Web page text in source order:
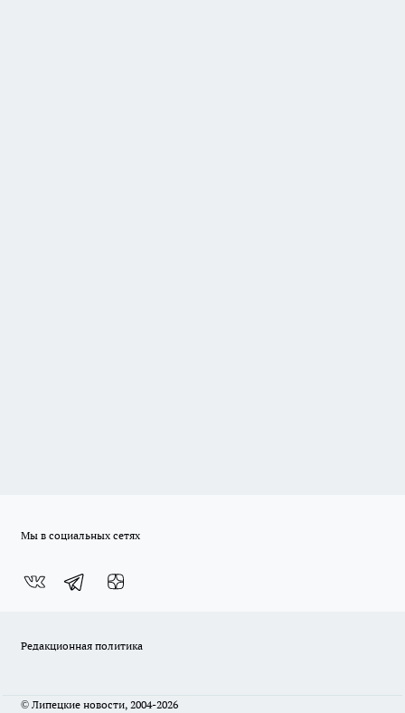
Мы в социальных сетях
Редакционная политика
© Липецкие новости, 2004-2026